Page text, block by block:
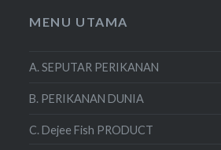
MENU UTAMA
A. SEPUTAR PERIKANAN
B. PERIKANAN DUNIA
C. Dejee Fish PRODUCT